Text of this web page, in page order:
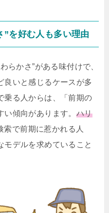
”を好む人も多い理由
らかさ”がある味付けで、
良いと感じるケースが多
乗る人からは、「前期の
傾向があります。 ハリ
索で前期に惹かれる人
モデルを求めていること